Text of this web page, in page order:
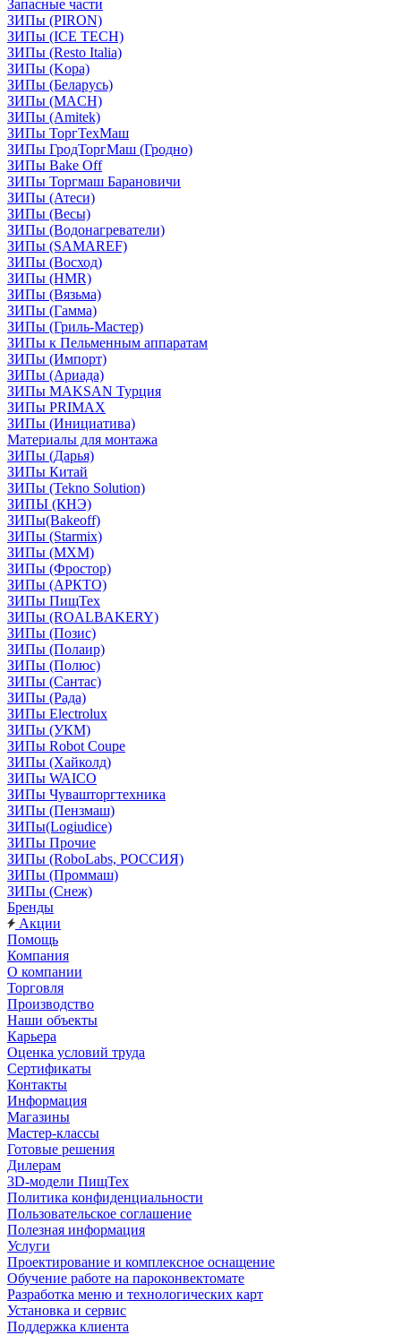
Запасные части
ЗИПы (PIRON)
ЗИПы (ICE TECH)
ЗИПы (Resto Italia)
ЗИПы (Kopa)
ЗИПы (Беларусь)
ЗИПы (MACH)
ЗИПы (Amitek)
ЗИПы ТоргТехМаш
ЗИПы ГродТоргМаш (Гродно)
ЗИПы Bake Off
ЗИПы Торгмаш Барановичи
ЗИПы (Атеси)
ЗИПы (Весы)
ЗИПы (Водонагреватели)
ЗИПы (SAMAREF)
ЗИПы (Восход)
ЗИПы (HMR)
ЗИПы (Вязьма)
ЗИПы (Гамма)
ЗИПы (Гриль-Мастер)
ЗИПы к Пельменным аппаратам
ЗИПы (Импорт)
ЗИПы (Ариада)
ЗИПы MAKSAN Турция
ЗИПы PRIMAX
ЗИПы (Инициатива)
Материалы для монтажа
ЗИПы (Дарья)
ЗИПы Китай
ЗИПы (Tekno Solution)
ЗИПЫ (КНЭ)
ЗИПы(Bakeoff)
ЗИПы (Starmix)
ЗИПы (МХМ)
ЗИПы (Фростор)
ЗИПы (АРКТО)
ЗИПы ПищТех
ЗИПы (ROALBAKERY)
ЗИПы (Позис)
ЗИПы (Полаир)
ЗИПы (Полюс)
ЗИПы (Сантас)
ЗИПы (Рада)
ЗИПы Electrolux
ЗИПы (УКМ)
ЗИПы Robot Coupe
ЗИПы (Хайколд)
ЗИПы WAICO
ЗИПы Чувашторгтехника
ЗИПы (Пензмаш)
ЗИПы(Logiudice)
ЗИПы Прочие
ЗИПы (RoboLabs, РОССИЯ)
ЗИПы (Проммаш)
ЗИПы (Снеж)
Бренды
Акции
Помощь
Компания
О компании
Торговля
Производство
Наши объекты
Карьера
Оценка условий труда
Сертификаты
Контакты
Информация
Магазины
Мастер-классы
Готовые решения
Дилерам
3D-модели ПищТех
Политика конфиденциальности
Пользовательское соглашение
Полезная информация
Услуги
Проектирование и комплексное оснащение
Обучение работе на пароконвектомате
Разработка меню и технологических карт
Установка и сервис
Поддержка клиента